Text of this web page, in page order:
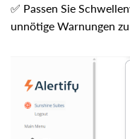
✅ Passen Sie
unnötige Warnungen